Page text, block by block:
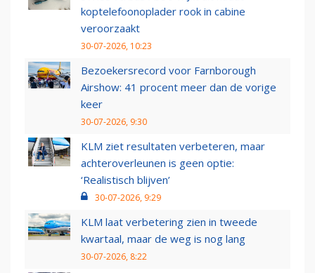
koptelefoonoplader rook in cabine
veroorzaakt
30-07-2026, 10:23
Bezoekersrecord voor Farnborough
Airshow: 41 procent meer dan de vorige
keer
30-07-2026, 9:30
KLM ziet resultaten verbeteren, maar
achteroverleunen is geen optie:
‘Realistisch blijven’
30-07-2026, 9:29
KLM laat verbetering zien in tweede
kwartaal, maar de weg is nog lang
30-07-2026, 8:22